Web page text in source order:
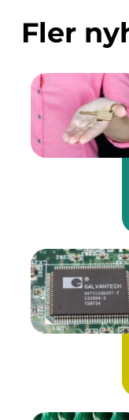
Fler